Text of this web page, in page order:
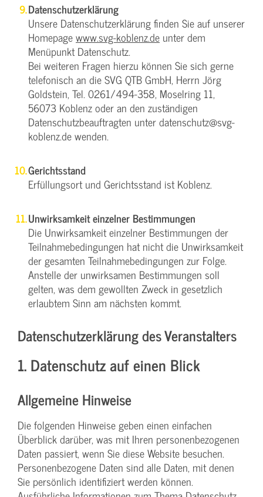
Datenschutzerklärung
Unsere Datenschutzerklärung finden Sie auf unserer
Homepagewww.svg-koblenz.de unter dem
Menüpunkt Datenschutz.
Bei weiteren Fragen hierzu können Sie sich gerne
telefonisch an die SVG QTB GmbH, Herrn Jörg
Goldstein, Tel. 0261/494-358, Moselring 11,
56073 Koblenz oder an den zuständigen
Datenschutzbeauftragten unter datenschutz@svg-
koblenz.de wenden.
Gerichtsstand
Erfüllungsort und Gerichtsstand ist Koblenz.
Unwirksamkeit einzelner Bestimmungen
Die Unwirksamkeit einzelner Bestimmungen der
Teilnahmebedingungen hat nicht die Unwirksamkeit
der gesamten Teilnahmebedingungen zur Folge.
Anstelle der unwirksamen Bestimmungen soll
gelten, was dem gewollten Zweck in gesetzlich
erlaubtem Sinn am nächsten kommt.
Datenschutzerklärung des Veranstalters
1. Datenschutz auf einen Blick
Allgemeine Hinweise
Die folgenden Hinweise geben einen einfachen
Überblick darüber, was mit Ihren personenbezogenen
Daten passiert, wenn Sie diese Website besuchen.
Personenbezogene Daten sind alle Daten, mit denen
Sie persönlich identifiziert werden können.